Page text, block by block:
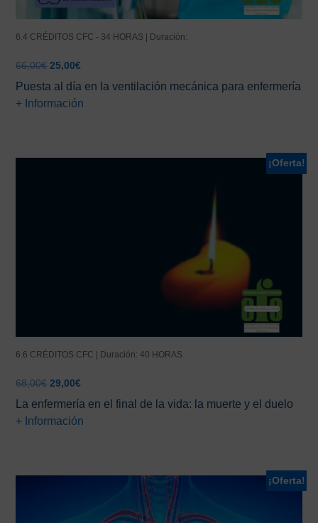
6.4 CRÉDITOS CFC - 34 HORAS | Duración:
66,00€ El
precio
original
era:
25,00€El
precio
actual
es:
Puesta al día en la ventilación mecánica para enfermería
+ Información
¡Oferta!
6.6 CRÉDITOS CFC | Duración: 40 HORAS
68,00€ El
original
era:
29,00€El
actual
es:
La enfermería en el final de la vida: la muerte y el duelo
+ Información
¡Oferta!